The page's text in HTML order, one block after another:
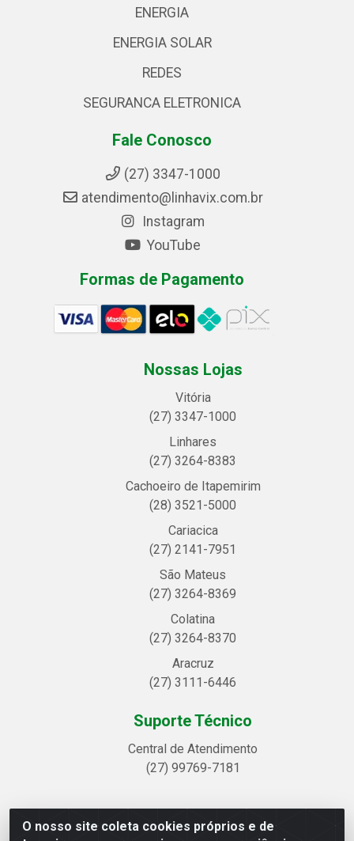
O nosso site coleta cookies próprios e de
ENERGIA
ENERGIA SOLAR
REDES
SEGURANCA ELETRONICA
Fale Conosco
(27) 3347-1000
atendimento@linhavix.com.br
Instagram
YouTube
Formas de Pagamento
Nossas Lojas
Vitória
(27) 3347-1000
Linhares
(27) 3264-8383
Cachoeiro de Itapemirim
(28) 3521-5000
Cariacica
(27) 2141-7951
São Mateus
(27) 3264-8369
Colatina
(27) 3264-8370
Aracruz
(27) 3111-6446
Suporte Técnico
Central de Atendimento
(27) 99769-7181
Linhavix Distribuidora LTDA - Avenida Alegre, 2521 -